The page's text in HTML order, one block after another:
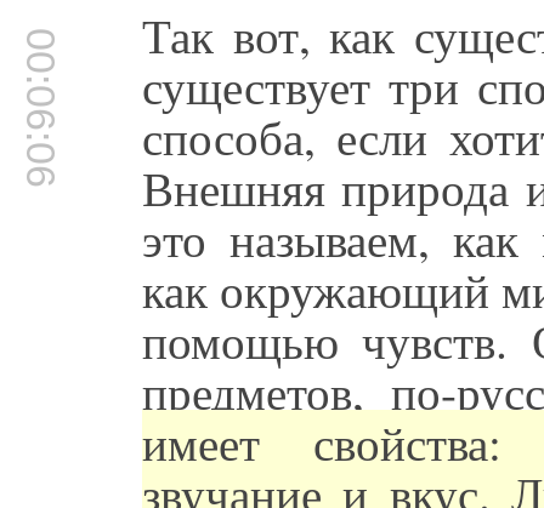
00:06:06 Так вот, как
существует три
способа, если
Внешняя природа
это называем,
как окружающий
помощью чувств.
предметов, по-
имеет
звучание и вкус.